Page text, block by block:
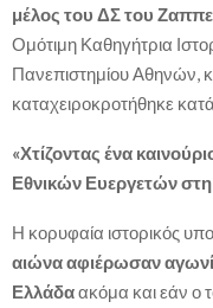
μέλος του ΔΣ του
Ομότιμη Καθηγήτρια
Πανεπιστημίου Αθηνών,
καταχειροκροτήθηκε
«Χτίζοντας ένα
Εθνικών Ευεργετών
Η κορυφαία ιστορικός
αιώνα αφιέρωσαν
Ελλάδαακόμα και εάν ο